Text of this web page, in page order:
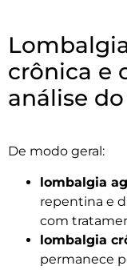
crônica e
análise do
De modo geral:
lombalgia
repentina e
com
lombalgia
permanece